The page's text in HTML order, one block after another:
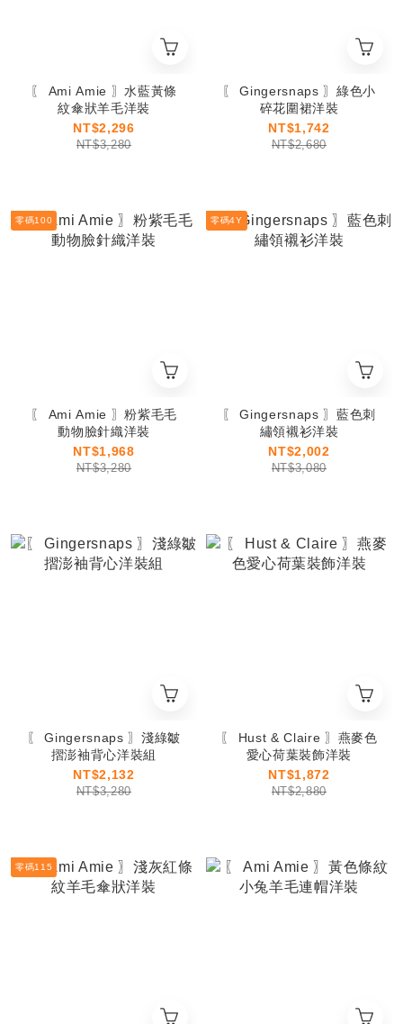
〖 Ami Amie 〗水藍黃條
紋傘狀羊毛洋裝
NT$2,296
NT$3,280
〖 Gingersnaps 〗綠色小
碎花圍裙洋裝
NT$1,742
NT$2,680
零碼100
〖 Ami Amie 〗粉紫毛毛
動物臉針織洋裝
NT$1,968
NT$3,280
零碼4Y
〖 Gingersnaps 〗藍色刺
繡領襯衫洋裝
NT$2,002
NT$3,080
〖 Gingersnaps 〗淺綠皺
摺澎袖背心洋裝組
NT$2,132
NT$3,280
〖 Hust & Claire 〗燕麥色
愛心荷葉裝飾洋裝
NT$1,872
NT$2,880
零碼115